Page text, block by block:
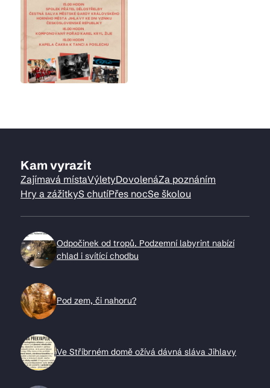
Kam vyrazit
Zajímavá místaVýletyDovolenáZa poznáním
Hry a zážitkyS chutíPřes nocSe školou
Odpočinek od tropů. Podzemní labyrint nabízí
chlad i svítící chodbu
Pod zem, či nahoru?
Ve Stříbrném domě ožívá dávná sláva Jihlavy